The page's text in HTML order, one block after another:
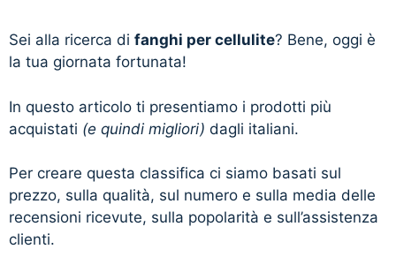
Sei alla ricerca di fanghi per cellulite? Bene, oggi è
la tua giornata fortunata!
In questo articolo ti presentiamo i prodotti più
acquistati (e quindi migliori) dagli italiani.
Per creare questa classifica ci siamo basati sul
prezzo, sulla qualità, sul numero e sulla media delle
recensioni ricevute, sulla popolarità e sull’assistenza
clienti.